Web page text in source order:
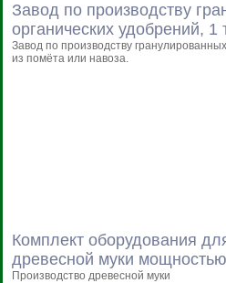
Завод по производству
органических удобрений, 1
Завод по производству
из помёта или навоза.
Комплект оборудования
древесной муки
Производство древесной муки